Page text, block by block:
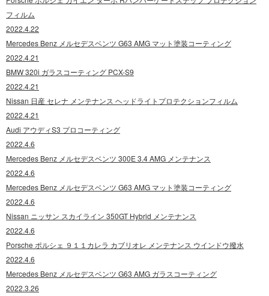
フィルム
2022.4.22
Mercedes Benz メルセデスベンツ G63 AMG マット塗装コーティング
2022.4.21
BMW 320i ガラスコーティング PCX-S9
2022.4.21
Nissan 日産 セレナ メンテナンス ヘッドライトプロテクションフィルム
2022.4.21
Audi アウディS3 プロコーティング
2022.4.6
Mercedes Benz メルセデスベンツ 300E 3.4 AMG メンテナンス
2022.4.6
Mercedes Benz メルセデスベンツ G63 AMG マット塗装コーティング
2022.4.6
Nissan ニッサン スカイライン 350GT Hybrid メンテナンス
2022.4.6
Porsche ポルシェ ９１１カレラ カブリオレ メンテナンス ウインドウ撥水
2022.4.6
Mercedes Benz メルセデスベンツ G63 AMG ガラスコーティング
2022.3.26